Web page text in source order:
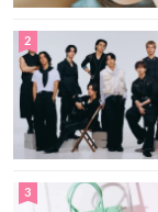
2
3